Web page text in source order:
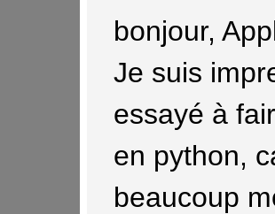
bonjour,
Je suis
essayé à
en python,
beaucoup